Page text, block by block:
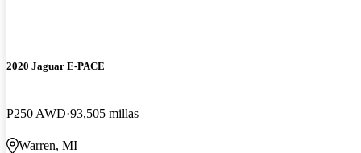
2020 Jaguar E-PACE
P250 AWD 93,505 millas
Warren, MI